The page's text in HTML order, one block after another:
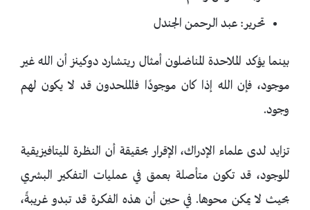
تحرير: عبد الرحمن الجندل
بينما يؤكد الملاحدة المناضلون أمثال ريتشارد دوكينز أن الله غير
موجود، فإن الله إذا كان موجودًا فالملحدون قد لا يكون لهم
وجود.
تزايد لدى علماء الإدراك، الإقرار بحقيقة أن النظرة الميتافيزيقية
للوجود، قد تكون متأصلة بعمق في عمليات التفكير البشري
بحيث لا يمكن محوها. في حين أن هذه الفكرة قد تبدو غريبةً،